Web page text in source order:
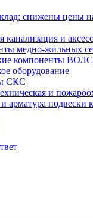
снижены цены
канализация и
медно-жильных
компоненты ВОЛС
оборудование
СКС
и
арматура подвески